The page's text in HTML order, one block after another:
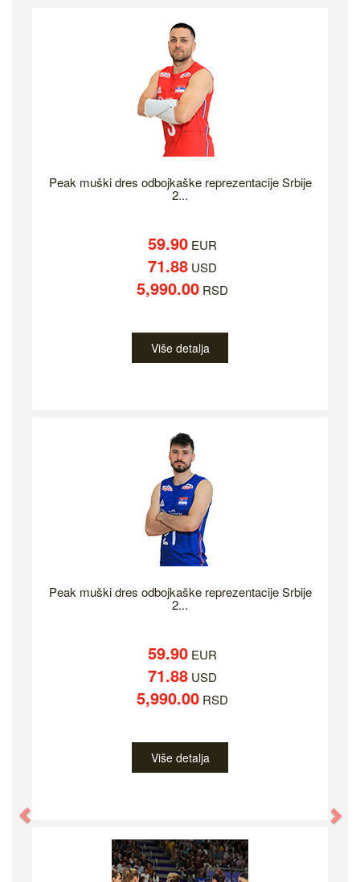
Peak muški dres odbojkaške reprezentacije Srbije
2...
59.90EUR
71.88USD
5,990.00RSD
Više detalja
Peak muški dres odbojkaške reprezentacije Srbije
2...
59.90EUR
71.88USD
5,990.00RSD
Više detalja